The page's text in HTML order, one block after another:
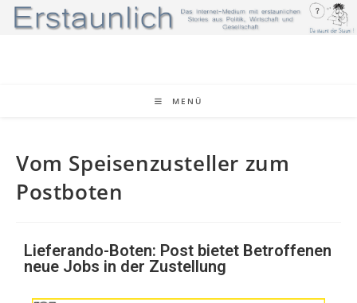
MENÜ
Vom Speisenzusteller zum
Postboten
Lieferando-Boten: Post bietet Betroffenen
neue Jobs in der Zustellung